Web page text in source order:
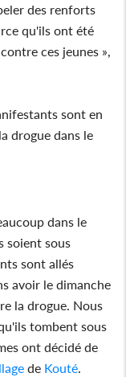
des renforts
qu'ils ont été
ces jeunes »,
sont en
drogue dans le
dans le
soient sous
sont allés
avoir le dimanche
la drogue. Nous
tombent sous
ont décidé de
de Kouté.